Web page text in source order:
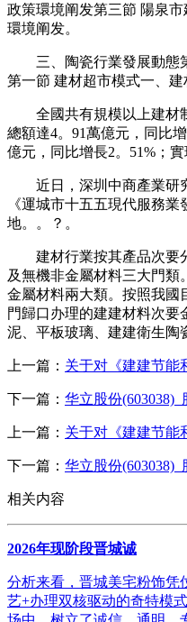
政策環境阐发第三節 陽泉
環境阐发。
三、陶瓷行業發展動態
第一節 建材超市模式一、建
全國共有規模以上建材
總額達4。91萬億元，同比
億元，同比增長2。51%；實
近日，深圳中商產業研
《運城市十五五現代服務
地。。？。
建材行業按其產品次要
及無機非金屬材料三大門
金屬材料兩大類。按照我國
門歸口办理的建建材料次要
泥、平板玻璃、建建衛生陶
上一篇： 关于对《建建节能
下一篇： 华立股份
上一篇： 关于对《建建节能
下一篇： 华立股份
相关内容
2026年现阶段晋城诚
分析来看，晋城美宅粉饰凭
艺+办理双核驱动的奇特模